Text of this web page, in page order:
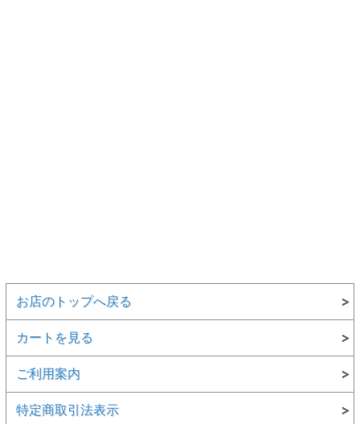
お店のトップへ戻る
カートを見る
ご利用案内
特定商取引法表示